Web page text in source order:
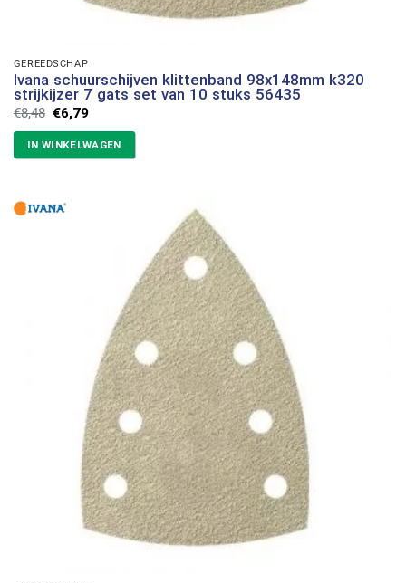
GEREEDSCHAP
Ivana schuurschijven klittenband 98x148mm k320
strijkijzer 7 gats set van 10 stuks 56435
€8,48 Oorspronkelijke
prijs
was:
€8,48.
€6,79Huidige
is:
€6,79.
IN WINKELWAGEN